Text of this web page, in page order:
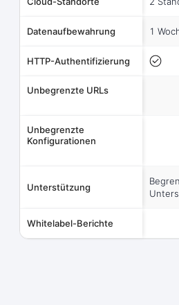
Datenaufbewahrung 1
HTTP-Authentifizierung
Unbegrenzte URLs
Unbegrenzte
Konfigurationen
Unterstützung
Whitelabel-Berichte